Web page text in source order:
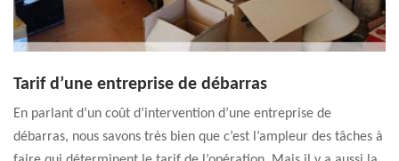
Tarif d’une entreprise de débarras
En parlant d’un coût d’intervention d’une entreprise de
débarras, nous savons très bien que c’est l’ampleur des tâches à